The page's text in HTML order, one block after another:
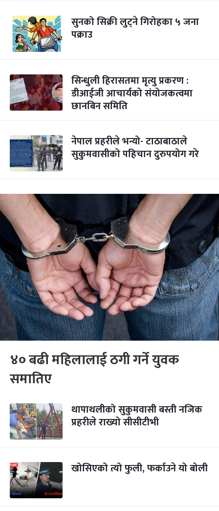
सुनको सिक्री लुट्ने गिरोहका ५ जना
पक्राउ
सिन्धुली हिरासतमा मृत्यु प्रकरण :
डीआईजी आचार्यको संयोजकत्वमा
छानबिन समिति
नेपाल प्रहरीले भन्यो- टाठाबाठाले
सुकुमवासीको पहिचान दुरुपयोग गरे
४० बढी महिलालाई ठगी गर्ने युवक
समातिए
थापाथलीको सुकुमवासी बस्ती नजिक
प्रहरीले राख्यो सीसीटीभी
खोसिएको त्यो फुली, फर्काउने यो बोली